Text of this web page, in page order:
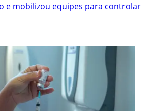
e mobilizou equipes para controlar